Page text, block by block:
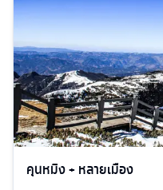
คุนหมิง + หลายเมือง